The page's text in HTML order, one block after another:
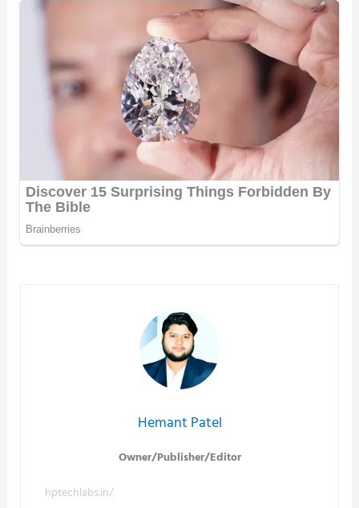
Hemant Patel
Owner/Publisher/Editor
hptechlabs.in/